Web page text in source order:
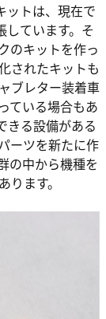
ットは、現在で
ています。そ
のキットを作っ
されたキットも
ブレター装着車
ている場合もあ
きる設備がある
ーツを新たに作
の中から機種を
ます。